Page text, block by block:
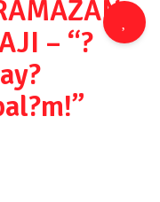
– “?